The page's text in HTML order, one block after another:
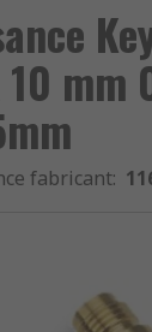
fabricant: